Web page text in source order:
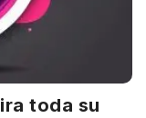
toda su